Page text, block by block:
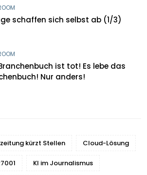
schaffen sich selbst ab (1/3)
ist tot! Es lebe das
Nur anders!
kürzt Stellen Cloud-Lösung
KI im Journalismus